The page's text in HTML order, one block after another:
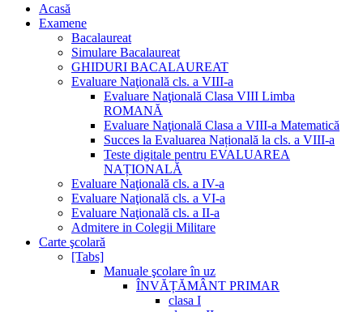
Acasă
Examene
Bacalaureat
Simulare Bacalaureat
GHIDURI BACALAUREAT
Evaluare Naţională cls. a VIII-a
Evaluare Naţională Clasa VIII Limba
ROMANĂ
Evaluare Naţională Clasa a VIII-a Matematică
Succes la Evaluarea Națională la cls. a VIII-a
Teste digitale pentru EVALUAREA
NAȚIONALĂ
Evaluare Naţională cls. a IV-a
Evaluare Naţională cls. a VI-a
Evaluare Naţională cls. a II-a
Admitere in Colegii Militare
Carte şcolară
[Tabs]
Manuale şcolare în uz
ÎNVĂȚĂMÂNT PRIMAR
clasa I